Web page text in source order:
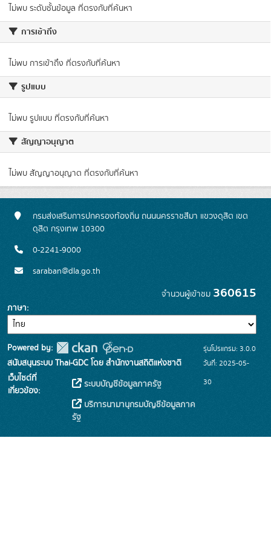
ไม่พบ ระดับชั้นข้อมูล ที่ตรงกับที่ค้นหา
การเข้าถึง
ไม่พบ การเข้าถึง ที่ตรงกับที่ค้นหา
รูปแบบ
ไม่พบ รูปแบบ ที่ตรงกับที่ค้นหา
สัญญาอนุญาต
ไม่พบ สัญญาอนุญาต ที่ตรงกับที่ค้นหา
กรมส่งเสริมการปกครองท้องถิ่น ถนนนครราชสีมา แขวงดุสิต เขต
ดุสิต กรุงเทพ 10300
0-2241-9000
saraban@dla.go.th
จำนวนผู้เข้าชม 360615
ภาษา
Powered by:
สนับสนุนระบบ Thai-GDC โดย สำนักงานสถิติแห่งชาติ
เว็บไซต์ที่
เกี่ยวข้อง:
ระบบบัญชีข้อมูลภาครัฐ
บริการนามานุกรมบัญชีข้อมูลภาค
รัฐ
รุ่นโปรแกรม: 3.0.0
วันที่: 2025-05-
30